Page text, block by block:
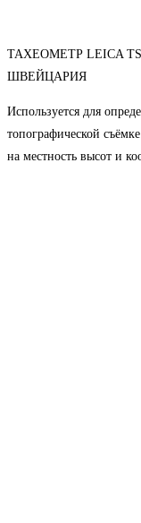
ТАХЕОМЕТР LEICA
ШВЕЙЦАРИЯ
Используется для
топографической
на местность высот и